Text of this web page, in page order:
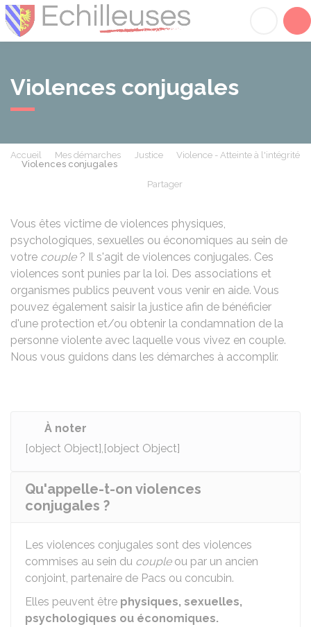
Violences conjugales
Accueil Mes démarches Justice
Violence - Atteinte à l'intégrité
Violences conjugales
Partager
Vous êtes victime de violences physiques,
psychologiques, sexuelles ou économiques au sein de
votre couple? Il s'agit de violences conjugales. Ces
violences sont punies par la loi. Des associations et
organismes publics peuvent vous venir en aide. Vous
pouvez également saisir la justice afin de bénéficier
d'une protection et/ou obtenir la condamnation de la
personne violente avec laquelle vous vivez en couple.
Nous vous guidons dans les démarches à accomplir.
À noter
[object Object],[object Object]
Qu'appelle-t-on violences
conjugales ?
Les violences conjugales sont des violences
commises au sein du coupleou par un ancien
conjoint, partenaire de Pacs ou concubin.
Elles peuvent être physiques, sexuelles,
psychologiques ou économiques.